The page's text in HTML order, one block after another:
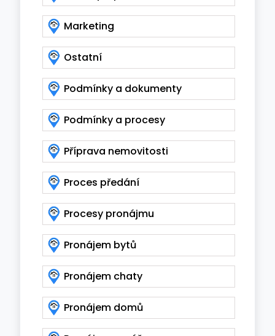
Marketing
Ostatní
Podmínky a dokumenty
Podmínky a procesy
Příprava nemovitosti
Proces předání
Procesy pronájmu
Pronájem bytů
Pronájem chaty
Pronájem domů